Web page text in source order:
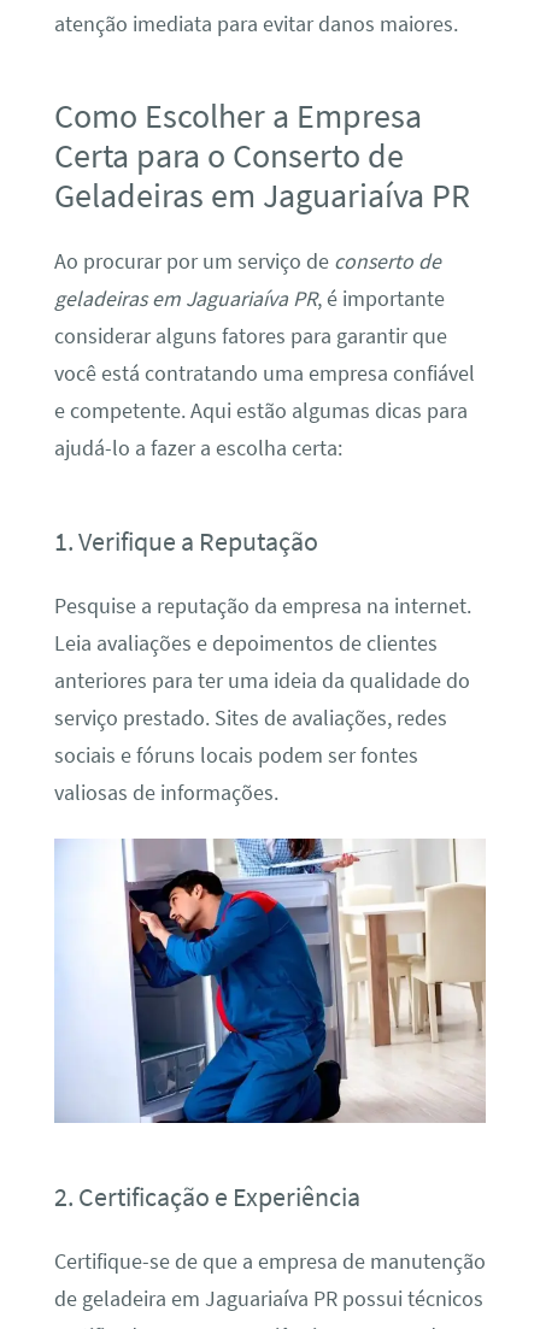
atenção imediata para evitar danos maiores.
Como Escolher a Empresa
Certa para o Conserto de
Geladeiras em Jaguariaíva PR
Ao procurar por um serviço de conserto de
geladeiras em Jaguariaíva PR, é importante
considerar alguns fatores para garantir que
você está contratando uma empresa confiável
e competente. Aqui estão algumas dicas para
ajudá-lo a fazer a escolha certa:
1. Verifique a Reputação
Pesquise a reputação da empresa na internet.
Leia avaliações e depoimentos de clientes
anteriores para ter uma ideia da qualidade do
serviço prestado. Sites de avaliações, redes
sociais e fóruns locais podem ser fontes
valiosas de informações.
2. Certificação e Experiência
Certifique-se de que a empresa de manutenção
de geladeira em Jaguariaíva PR possui técnicos